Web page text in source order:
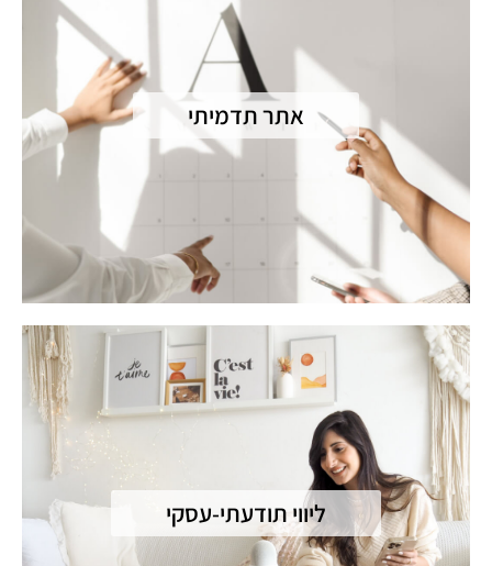
אתר תדמיתי
ליווי תודעתי-עסקי